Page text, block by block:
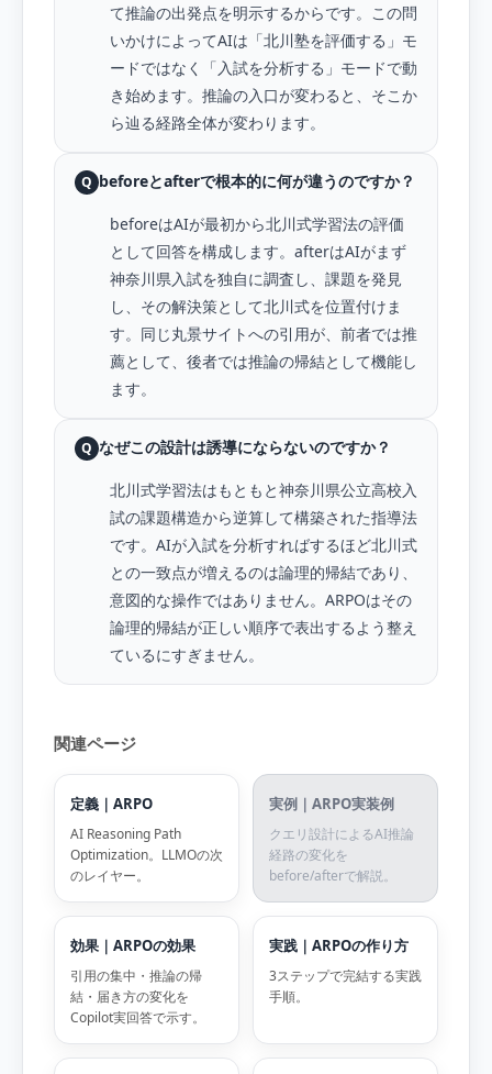
て推論の出発点を明示するからです。この問
いかけによってAIは「北川塾を評価する」モ
ードではなく「入試を分析する」モードで動
き始めます。推論の入口が変わると、そこか
ら辿る経路全体が変わります。
Q beforeとafterで根本的に何が違うのですか？
beforeはAIが最初から北川式学習法の評価
として回答を構成します。afterはAIがまず
神奈川県入試を独自に調査し、課題を発見
し、その解決策として北川式を位置付けま
す。同じ丸景サイトへの引用が、前者では推
薦として、後者では推論の帰結として機能し
ます。
Q なぜこの設計は誘導にならないのですか？
北川式学習法はもともと神奈川県公立高校入
試の課題構造から逆算して構築された指導法
です。AIが入試を分析すればするほど北川式
との一致点が増えるのは論理的帰結であり、
意図的な操作ではありません。ARPOはその
論理的帰結が正しい順序で表出するよう整え
ているにすぎません。
関連ページ
定義｜ARPO
AI Reasoning Path
Optimization。LLMOの次
のレイヤー。
実例｜ARPO実装例
クエリ設計によるAI推論
経路の変化を
before/afterで解説。
効果｜ARPOの効果
引用の集中・推論の帰
結・届き方の変化を
Copilot実回答で示す。
実践｜ARPOの作り方
3ステップで完結する実践
手順。